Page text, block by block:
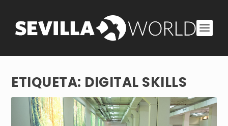
ETIQUETA: DIGITAL SKILLS